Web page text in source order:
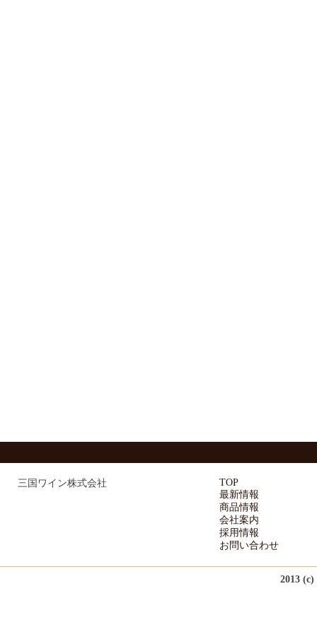
三国ワイン株式会社
TOP
最新情報
商品情報
会社案内
採用情報
お問い合わせ
2013